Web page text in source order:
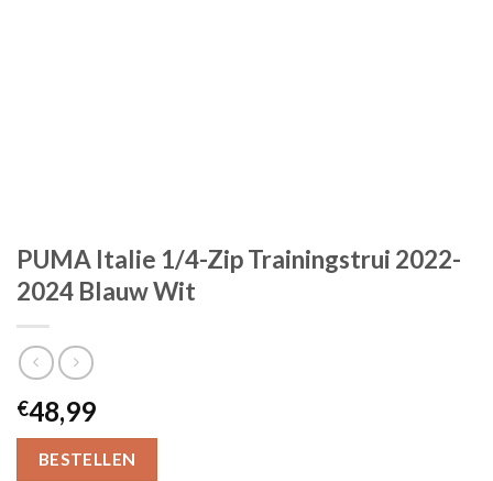
PUMA Italie 1/4-Zip Trainingstrui 2022-
2024 Blauw Wit
€48,99
BESTELLEN